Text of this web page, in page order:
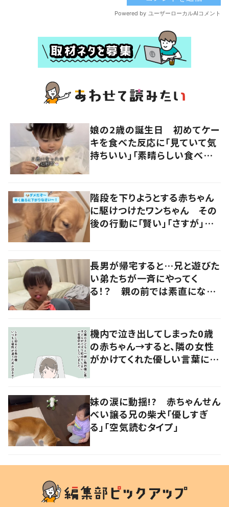
娘の2歳の誕生日 初めてケー
キを食べた反応に「見ていて気
持ちいい」「素晴らしい食べっ
階段を下りようとする赤ちゃん
に駆けつけたワンちゃん その
後の行動に「賢い」「さすが」の
長男が帰宅すると…兄と遊びた
い弟たちが一斉にやってく
る！？ 親の前では素直になれ
機内で泣き出してしまった0歳
の赤ちゃん→すると、隣の女性
がかけてくれた優しい言葉に
妹の涙に動揺!? 赤ちゃんせん
べい譲る兄の柴犬「優しすぎ
る」「空気読むタイプ」